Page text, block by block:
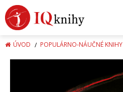
ÚVOD POPULÁRNO-NÁUČNÉ KNIHY